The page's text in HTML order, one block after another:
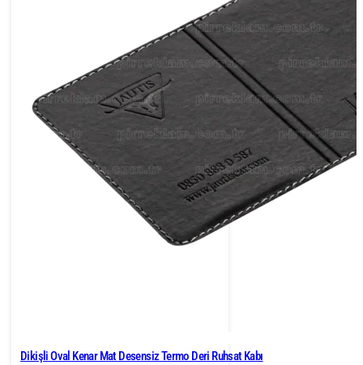
Dikişli Oval Kenar Mat Desensiz Termo Deri Ruhsat Kabı